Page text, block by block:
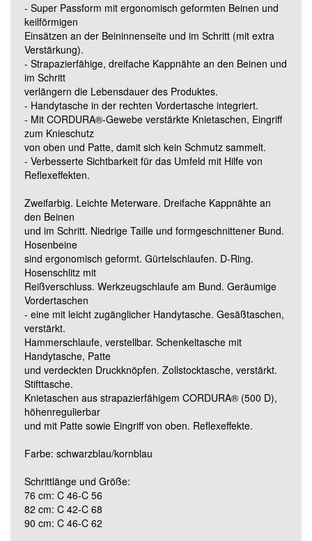
Grösse 82C54 (Standard)
Grösse 82C56 (Standard)
Grösse 82C58 (Standard)
Grösse 82C60 (Standard)
Grösse 82C66 (Standard)
Grösse 82C68 (Standard)
Grösse 90C46 (lang)
Grösse 90C48 (lang)
Grösse 90C50 (lang)
Grösse 90C52 (lang)
Grösse 90C54 (lang)
Grösse 90C56 (lang)
- Super Passform mit ergonomisch geformten Beinen und
keilförmigen
Einsätzen an der Beininnenseite und im Schritt (mit extra
Verstärkung).
- Strapazierfähige, dreifache Kappnähte an den Beinen und
im Schritt
verlängern die Lebensdauer des Produktes.
- Handytasche in der rechten Vordertasche integriert.
- Mit CORDURA®-Gewebe verstärkte Knietaschen, Eingriff
zum Knieschutz
von oben und Patte, damit sich kein Schmutz sammelt.
- Verbesserte Sichtbarkeit für das Umfeld mit Hilfe von
Reflexeffekten.
Zweifarbig. Leichte Meterware. Dreifache Kappnähte an
den Beinen
und im Schritt. Niedrige Taille und formgeschnittener Bund.
Hosenbeine
sind ergonomisch geformt. Gürtelschlaufen. D-Ring.
Hosenschlitz mit
Reißverschluss. Werkzeugschlaufe am Bund. Geräumige
Vordertaschen
- eine mit leicht zugänglicher Handytasche. Gesäßtaschen,
verstärkt.
Hammerschlaufe, verstellbar. Schenkeltasche mit
Handytasche, Patte
und verdeckten Druckknöpfen. Zollstocktasche, verstärkt.
Stifttasche.
Knietaschen aus strapazierfähigem CORDURA® (500 D),
höhenregulierbar
und mit Patte sowie Eingriff von oben. Reflexeffekte.
Farbe: schwarzblau/kornblau
Schrittlänge und Größe:
76 cm: C 46-C 56
82 cm: C 42-C 68
90 cm: C 46-C 62